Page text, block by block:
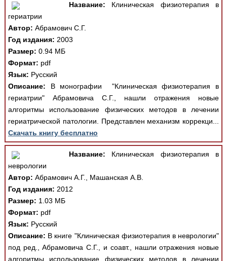
Название: Клиническая физиотерапия в
гериатрии
Автор: Абрамович С.Г.
Год издания: 2003
Размер: 0.94 МБ
Формат: pdf
Язык: Русский
Описание: В монографии "Клиническая физиотерапия в
гериатрии" Абрамовича С.Г., нашли отражения новые
алгоритмы использование физических методов в лечении
гериатрической патологии. Представлен механизм коррекци...
Скачать книгу бесплатно
Название: Клиническая физиотерапия в
неврологии
Автор: Абрамович А.Г., Машанская А.В.
Год издания: 2012
Размер: 1.03 МБ
Формат: pdf
Язык: Русский
Описание: В книге "Клиническая физиотерапия в неврологии"
под ред., Абрамовича С.Г., и соавт., нашли отражения новые
алгоритмы использование физических методов в лечении